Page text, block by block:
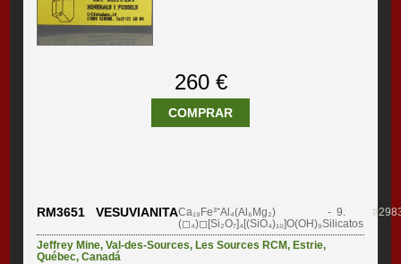
260 €
COMPRAR
RM3651 VESUVIANITACa₁₉Fe³⁺Al₄(Al₆Mg₂)
(◻₄)◻[Si₂O₇]₄[(SiO₄)₁₀]O(OH)₉
- 9.
Silicatos
Jeffrey Mine,Val-des-Sources,Les Sources RCM,Estrie,
Québec,Canadá